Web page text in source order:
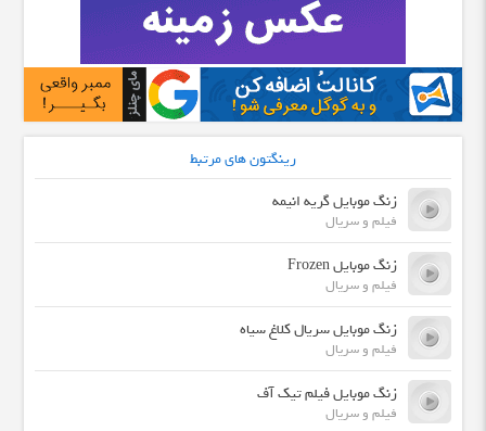
رینگتون های مرتبط
زنگ موبایل گریه انیمه
فیلم و سریال
زنگ موبایل Frozen
فیلم و سریال
زنگ موبایل سریال کلاغ سیاه
فیلم و سریال
زنگ موبایل فیلم تیک آف
فیلم و سریال